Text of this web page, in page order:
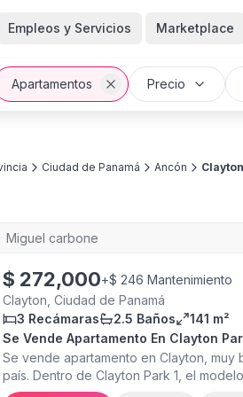
Empleos y Servicios Marketplace
Apartamentos Precio
Ciudad de Panamá Ancón
Clayton
Miguel carbone
$ 272,000+$ 246 Mantenimiento
Clayton, Ciudad de Panamá
3 Recámaras
2.5 Baños
141 m²
Se Vende Apartamento En Clayton
Se vende apartamento en Clayton,
país. Dentro de Clayton Park 1, el
apartamento esta en excelentes